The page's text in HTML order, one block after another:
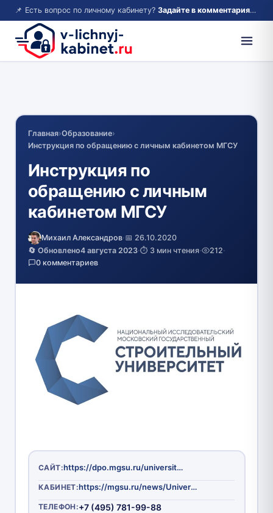
📌 Есть вопрос по личному кабинету? Задайте в комментариях — ответим!
Главная›Образование›
Инструкция по обращению с личным кабинетом МГСУ
Инструкция по
обращению с личным
кабинетом МГСУ
Михаил Александров·📅 26.10.2020
🔄 Обновлено4 августа 2023·⏱️ 3 мин чтения· 212·
0 комментариев
САЙТ: https://dpo.mgsu.ru/universityabout/Struktura/Instituti/IDPO/
КАБИНЕТ: https://mgsu.ru/news/Universitet/Lichnyykabinetstudenta/
ТЕЛЕФОН:+7 (495) 781-99-88